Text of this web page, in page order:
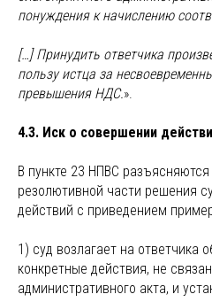
понуждения к начислению
[…] Принудить ответчика
пользу истца за
превышения НДС.».
4.3. Иск о совершении
В пункте 23 НПВС
резолютивной части решения
действий с приведением
1) суд возлагает на ответчика
конкретные действия, не
административного акта, и